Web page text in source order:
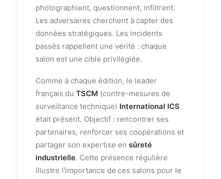
photographient, questionnent, infiltrent.
Les adversaires cherchent à capter des
données stratégiques. Les incidents
passés rappellent une vérité : chaque
salon est une cible privilégiée.
Comme à chaque édition, le leader
français du TSCM (contre-mesures de
surveillance technique) International ICS
était présent. Objectif : rencontrer ses
partenaires, renforcer ses coopérations et
partager son expertise en sûreté
industrielle. Cette présence régulière
illustre l’importance de ces salons pour le